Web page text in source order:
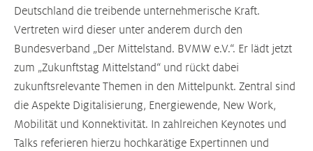
Deutschland die treibende unternehmerische Kraft.
Vertreten wird dieser unter anderem durch den
Bundesverband „Der Mittelstand. BVMW e.V.“. Er lädt jetzt
zum „Zukunftstag Mittelstand“ und rückt dabei
zukunftsrelevante Themen in den Mittelpunkt. Zentral sind
die Aspekte Digitalisierung, Energiewende, New Work,
Mobilität und Konnektivität. In zahlreichen Keynotes und
Talks referieren hierzu hochkarätige Expertinnen und